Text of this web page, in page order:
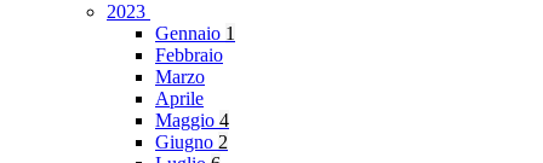
2023
Gennaio 1
Febbraio
Marzo
Aprile
Maggio 4
Giugno 2